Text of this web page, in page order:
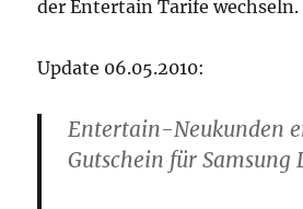
der Entertain Tarife wechseln.
Update 06.05.2010:
Entertain-Neukunden
Gutschein für Samsung